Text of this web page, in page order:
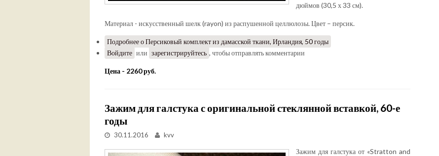
дюймов (30,5 х 33 см).
Материал - искусственный шелк (rayon) из распушенной целлюлозы. Цвет – персик.
Подробнеео Персиковый комплект из дамасской ткани, Ирландия, 50 годы
Войдите или зарегистрируйтесь , чтобы отправлять комментарии
Цена - 2260 руб.
Зажим для галстука с оригинальной стеклянной вставкой, 60-е
годы
30.11.2016 kvv
Зажим для галстука от «Stratton and